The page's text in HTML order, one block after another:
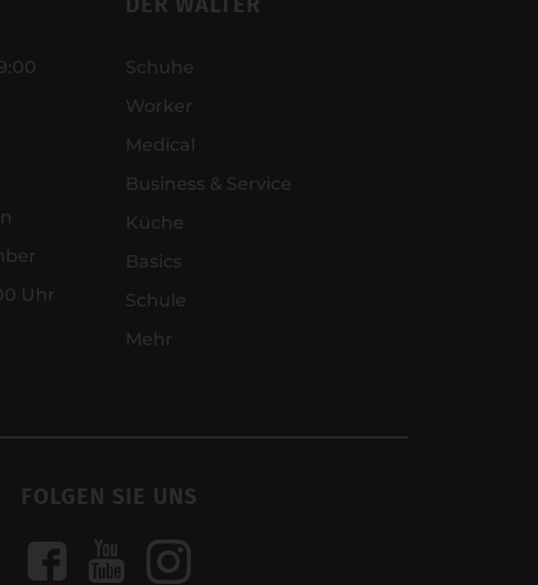
Uhr
Schuhe
Worker
Medical
Business & Service
Küche
Basics
Schule
Mehr
FOLGEN SIE UNS